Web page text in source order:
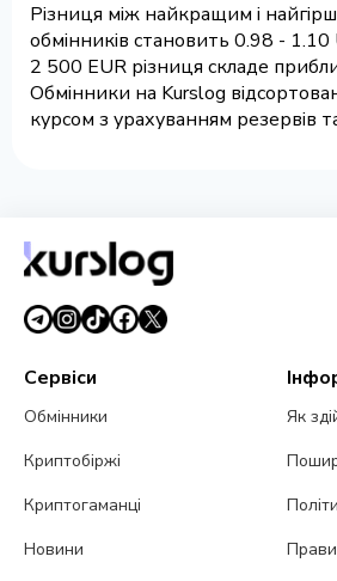
Різниця між найкращим і
обмінників становить 0.98 - 1.10
2 500 EUR різниця складе
Обмінники на Kurslog
курсом з урахуванням резервів та
Сервіси
Обмінники
Криптобіржі
Криптогаманці
Новини
Як